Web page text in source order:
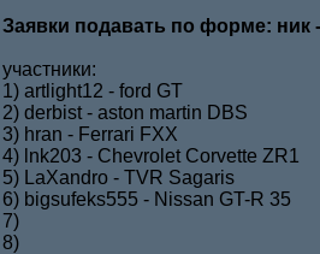
Заявки подавать по форме: ник
участники:
1) artlight12 - ford GT
2) derbist - aston martin DBS
3) hran - Ferrari FXX
4) lnk203 - Chevrolet Corvette ZR1
5) LaXandro - TVR Sagaris
6) bigsufeks555 - Nissan GT-R 35
7)
8)